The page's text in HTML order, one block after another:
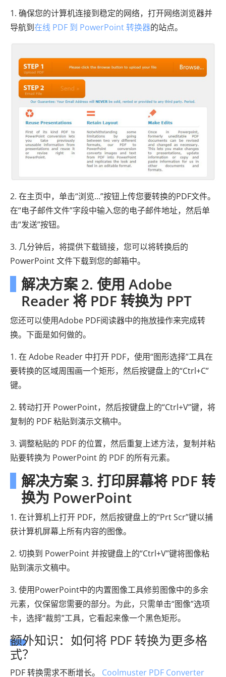
1. 确保您的计算机连接到稳定的网络，打开网络浏览器并
导航到在线 PDF 到 PowerPoint 转换器的站点。
2. 在主页中，单击“浏览...”按钮上传您要转换的PDF文件。
在“电子邮件文件”字段中输入您的电子邮件地址，然后单
击“发送”按钮。
3. 几分钟后，将提供下载链接，您可以将转换后的
PowerPoint 文件下载到您的邮箱中。
解决方案 2. 使用 Adob​​e
Reader 将 PDF 转换为 PPT
您还可以使用Adobe PDF阅读器中的拖放操作来完成转
换。下面是如何做的。
1. 在 Adob​​e Reader 中打开 PDF，使用“图形选择”工具在
要转换的区域周围画一个矩形，然后按键盘上的“Ctrl+C”
键。
2. 转动打开 PowerPoint，然后按键盘上的“Ctrl+V”键，将
复制的 PDF 粘贴到演示文稿中。
3. 调整粘贴的 PDF 的位置，然后重复上述方法，复制并粘
贴要转换为 PowerPoint 的 PDF 的所有元素。
解决方案 3. 打印屏幕将 PDF 转
换为 PowerPoint
1. 在计算机上打开 PDF，然后按键盘上的“Prt Scr”键以捕
获计算机屏幕上所有内容的图像。
2. 切换到 PowerPoint 并按键盘上的“Ctrl+V”键将图像粘
贴到演示文稿中。
3. 使用PowerPoint中的内置图像工具修剪图像中的多余
元素，仅保留您需要的部分。为此，只需单击“图像”选项
卡，选择“裁剪”工具，它看起来像一个黑色矩形。
额外知识：如何将 PDF 转换为更多格
式？
PDF 转换需求不断增长。 Coolmuster PDF Converter